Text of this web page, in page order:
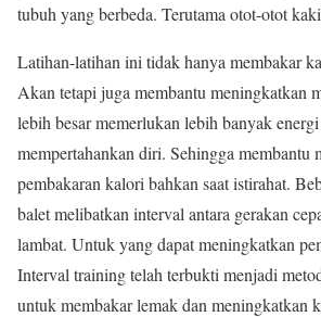
tubuh yang berbeda. Terutama otot-otot
Latihan-latihan ini tidak hanya membakar
Akan tetapi juga membantu meningkatkan
lebih besar memerlukan lebih banyak
mempertahankan diri. Sehingga membantu
pembakaran kalori bahkan saat istirahat.
balet melibatkan interval antara gerakan
lambat. Untuk yang dapat meningkatkan
Interval training telah terbukti menjadi
untuk membakar lemak dan meningkatkan